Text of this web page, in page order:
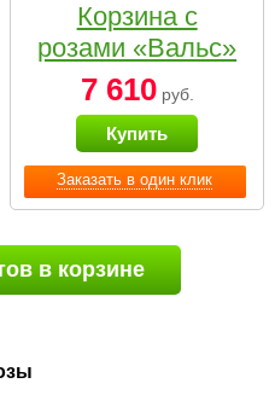
Заказать в один клик
Корзина с
розами «Вальс»
7 610руб.
Купить
в корзине